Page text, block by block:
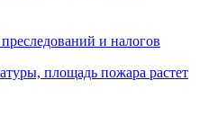
и налогов
площадь пожара растет